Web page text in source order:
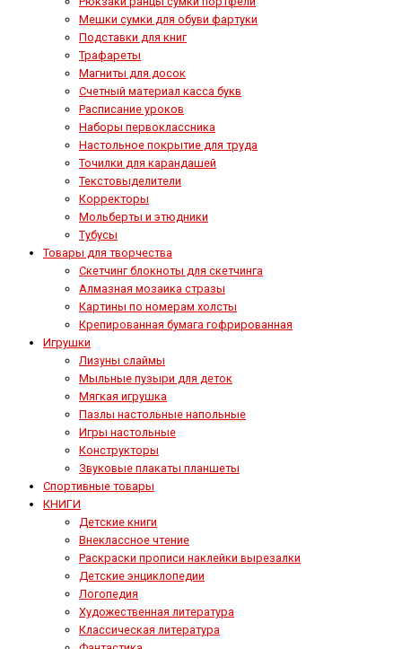
Мешки сумки для обуви фартуки
Подставки для книг
Трафареты
Магниты для досок
Счетный материал касса букв
Расписание уроков
Наборы первоклассника
Настольное покрытие для труда
Точилки для карандашей
Текстовыделители
Корректоры
Мольберты и этюдники
Тубусы
Товары для творчества
Скетчинг блокноты для скетчинга
Алмазная мозаика стразы
Картины по номерам холсты
Крепированная бумага гофрированная
Игрушки
Лизуны слаймы
Мыльные пузыри для деток
Мягкая игрушка
Пазлы настольные напольные
Игры настольные
Конструкторы
Звуковые плакаты планшеты
Спортивные товары
КНИГИ
Детские книги
Внеклассное чтение
Раскраски прописи наклейки вырезалки
Детские энциклопедии
Логопедия
Художественная литература
Классическая литература